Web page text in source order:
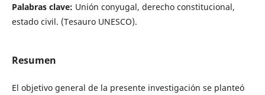
Palabras clave: Unión conyugal, derecho constitucional,
estado civil. (Tesauro UNESCO).
Resumen
El objetivo general de la presente investigación se planteó